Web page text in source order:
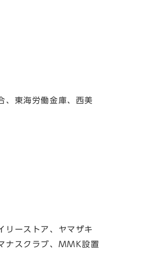
、東海労働金庫、西美
リーストア、ヤマザキ
ナスクラブ、MMK設置